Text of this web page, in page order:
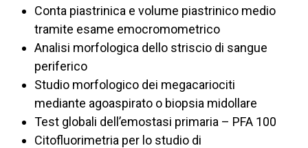
Conta piastrinica e volume piastrinico medio
tramite esame emocromometrico
Analisi morfologica dello striscio di sangue
periferico
Studio morfologico dei megacariociti
mediante agoaspirato o biopsia midollare
Test globali dell’emostasi primaria – PFA 100
Citofluorimetria per lo studio di